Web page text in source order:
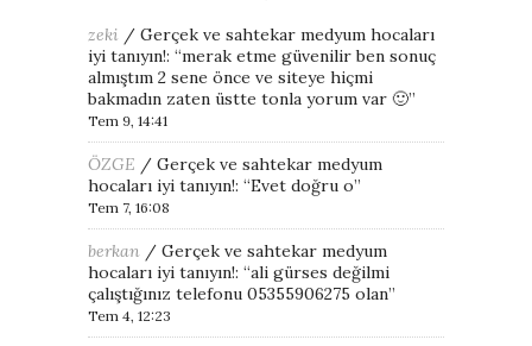
zeki / Gerçek ve sahtekar medyum hocaları
iyi tanıyın!: “merak etme güvenilir ben sonuç
almıştım 2 sene önce ve siteye hiçmi
bakmadın zaten üstte tonla yorum var 🙂”
Tem 9, 14:41
ÖZGE / Gerçek ve sahtekar medyum
hocaları iyi tanıyın!: “Evet doğru o”
Tem 7, 16:08
berkan / Gerçek ve sahtekar medyum
hocaları iyi tanıyın!: “ali gürses değilmi
çalıştığınız telefonu 05355906275 olan”
Tem 4, 12:23